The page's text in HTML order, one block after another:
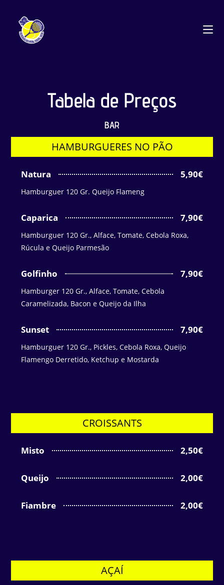
Tabela de Preços
BAR
HAMBURGUERES NO PÃO
Natura 5,90€
Hamburguer 120 Gr. Queijo Flameng
Caparica 7,90€
Hamburguer 120 Gr., Alface, Tomate, Cebola Roxa,
Rúcula e Queijo Parmesão
Golfinho 7,90€
Hamburger 120 Gr., Alface, Tomate, Cebola
Caramelizada, Bacon e Queijo da Ilha
Sunset 7,90€
Hamburguer 120 Gr., Pickles, Cebola Roxa, Queijo
Flamengo Derretido, Ketchup e Mostarda
CROISSANTS
Misto 2,50€
Queijo 2,00€
Fiambre 2,00€
AÇAÍ